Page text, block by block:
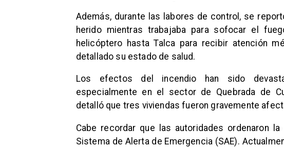
Además, durante las labores de control, se
herido mientras trabajaba para sofocar el
helicóptero hasta Talca para recibir atención
detallado su estado de salud.
Los efectos del incendio han sido
especialmente en el sector de Quebrada de
detalló que tres viviendas fueron gravemente
Cabe recordar que las autoridades ordenaron
Sistema de Alerta de Emergencia (SAE).